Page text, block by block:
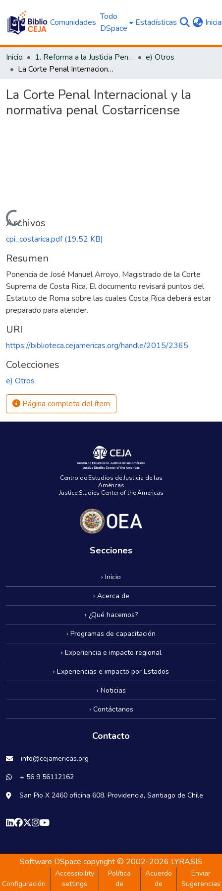
Comunidades
Todo
DSpace
Estadísticas
Inicio 1. Reforma a la Justicia Penal
e) Otros
La Corte Penal Internacional y la normativa penal Costarricense
La Corte Penal Internacional y la
normativa penal Costarricense
Cargando...
Archivos
cpi_costarica.pdf(19.52 KB)
Resumen
Ponencia de José Manuel Arroyo, Magistrado de la Corte
Suprema de Costa Rica. El documento revisará puntos del
Estatuto de Roma sobre las cuales Costa Rica deberá estar
preparado para atender.
URI
https://biblioteca.cejamericas.org/handle/2015/2365
Colecciones
e) Otros
Página completa del ítem
Centro de Estudios de Justicia de las
Américas
Justice Studies Center of the Americas
Secciones
› Inicio
› Acerca de
› ¿Qué hacemos?
› Programas de capacitación
› Experiencia e impacto regional
› Experiencias e impacto por Estados
› Noticias
› Contáctanos
Contacto
info@cejamericas.org
+ 56 9 56112162
San Pio X 2460 oficina 608. Providencia, Santiago de Chile
Software DSpace copyright © 2002-2026 LYRASIS
Configuración
Accessibility
settings
Política
de
Acuerdo
de
Enviar
Sugerencias